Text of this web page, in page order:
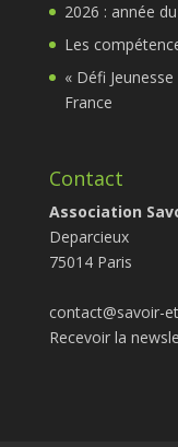
2026 : année
Les
« Défi
France
Contact
Association
Deparcieux
75014 Paris
contact@savoir-
Recevoir la